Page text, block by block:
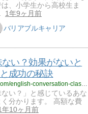
、小学生から高校生ま
1年9ヶ月前
バリアブルキャリア
い？効果がないと
成功の秘訣
https://www.takedaes.com/english-conversation-class-meaningless-718
ない？」と感じているあな
分かります。 高額な費
年10ヶ月前